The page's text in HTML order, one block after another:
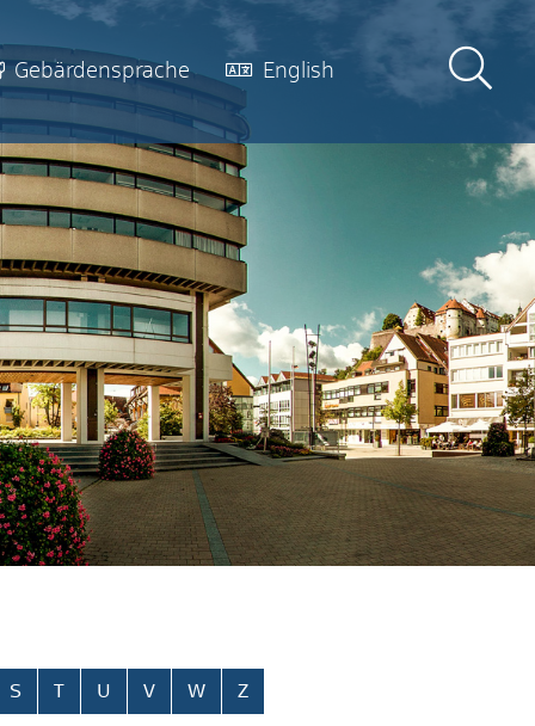
Gebärdensprache English
S T U V W Z